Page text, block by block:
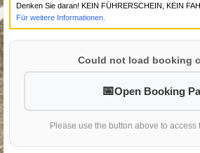
Denken Sie daran! KEIN FÜHRERSCHEIN, KEIN
Für weitere Informationen.
Could not load booking
Open Booking
Please use the button above to access